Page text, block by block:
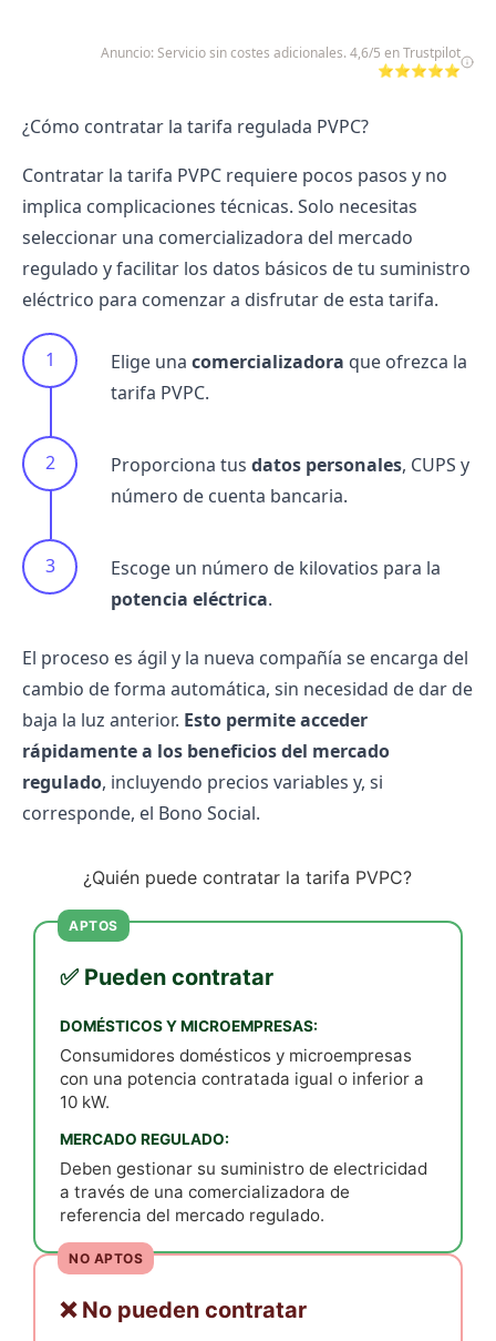
Anuncio: Servicio sin costes adicionales. 4,6/5 en Trustpilot
⭐⭐⭐⭐⭐
¿Cómo contratar la tarifa regulada PVPC?
Contratar la tarifa PVPC requiere pocos pasos y no
implica complicaciones técnicas. Solo necesitas
seleccionar una comercializadora del mercado
regulado y facilitar los datos básicos de tu suministro
eléctrico para comenzar a disfrutar de esta tarifa.
Elige una comercializadora que ofrezca la
tarifa PVPC.
Proporciona tus datos personales, CUPS y
número de cuenta bancaria.
Escoge un número de kilovatios para la
potencia eléctrica.
El proceso es ágil y la nueva compañía se encarga del
cambio de forma automática, sin necesidad de dar de
baja la luz anterior. Esto permite acceder
rápidamente a los beneficios del mercado
regulado, incluyendo precios variables y, si
corresponde, el Bono Social.
¿Quién puede contratar la tarifa PVPC?
APTOS
✅ Pueden contratar
DOMÉSTICOS Y MICROEMPRESAS:
Consumidores domésticos y microempresas
con una potencia contratada igual o inferior a
10 kW.
MERCADO REGULADO:
Deben gestionar su suministro de electricidad
a través de una comercializadora de
referencia del mercado regulado.
NO APTOS
❌ No pueden contratar